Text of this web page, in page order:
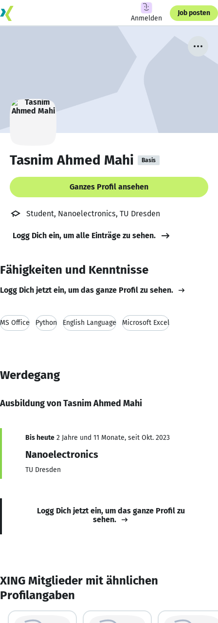
Anmelden
Job posten
Tasnim Ahmed Mahi Basis
Ganzes Profil ansehen
Student, Nanoelectronics, TU Dresden
Logg Dich ein, um alle Einträge zu sehen.
Fähigkeiten und Kenntnisse
Logg Dich jetzt ein, um das ganze Profil zu sehen.
MS Office Python English Language Microsoft Excel
Werdegang
Ausbildung von Tasnim Ahmed Mahi
Bis heute 2 Jahre und 11 Monate, seit Okt. 2023
Nanoelectronics
TU Dresden
Logg Dich jetzt ein, um das ganze Profil zu
sehen.
XING Mitglieder mit ähnlichen
Profilangaben